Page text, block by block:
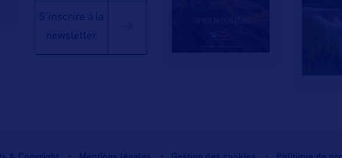
S'inscrire à la
newsletter